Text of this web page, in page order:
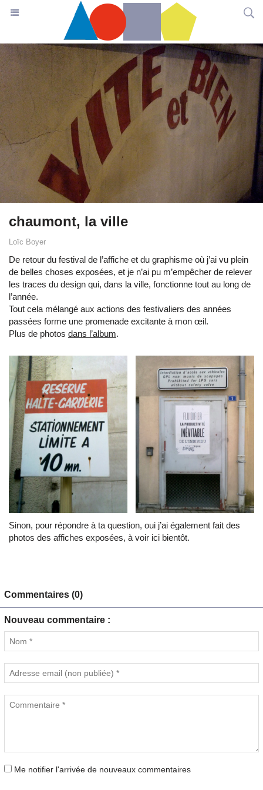
chaumont, la ville
Loïc Boyer
De retour du festival de l’affiche et du graphisme où j’ai vu plein
de belles choses exposées, et je n’ai pu m’empêcher de relever
les traces du design qui, dans la ville, fonctionne tout au long de
l’année.
Tout cela mélangé aux actions des festivaliers des années
passées forme une promenade excitante à mon œil.
Plus de photos dans l’album.
Sinon, pour répondre à ta question, oui j’ai également fait des
photos des affiches exposées, à voir ici bientôt.
Commentaires (0)
Nouveau commentaire :
Me notifier l'arrivée de nouveaux commentaires